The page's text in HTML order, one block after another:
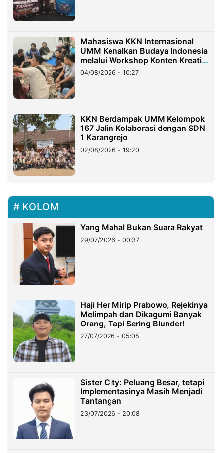
Mahasiswa KKN Internasional
UMM Kenalkan Budaya Indonesia
melalui Workshop Konten Kreatif
di Taiwan
04/08/2026 - 10:27
KKN Berdampak UMM Kelompok
167 Jalin Kolaborasi dengan SDN
1 Karangrejo
02/08/2026 - 19:20
KOLOM
Yang Mahal Bukan Suara Rakyat
29/07/2026 - 00:37
Haji Her Mirip Prabowo, Rejekinya
Melimpah dan Dikagumi Banyak
Orang, Tapi Sering Blunder!
27/07/2026 - 05:05
Sister City: Peluang Besar, tetapi
Implementasinya Masih Menjadi
Tantangan
23/07/2026 - 20:08